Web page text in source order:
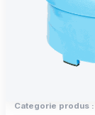
Categorie produs :